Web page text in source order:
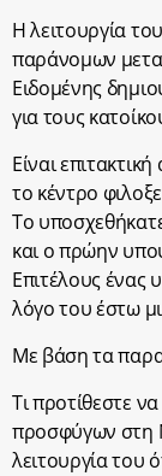
Η λειτουργία
παράνομων
Ειδομένης
για τους
Είναι
το κέντρο
Το υποσχεθήκατε
και ο πρώην
Επιτέλους ένας
λόγο του έστω
Με βάση τα
Τι προτίθεστε
προσφύγων στη
λειτουργία του